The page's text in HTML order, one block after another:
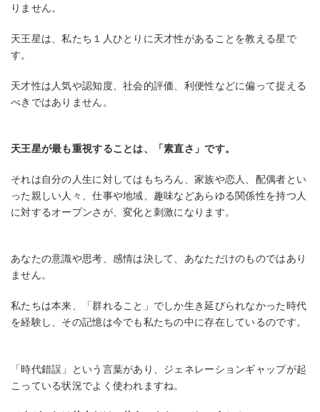
りません。
天王星は、私たち１人ひとりに天才性があることを教える星で
す。
天才性は人気や認知度、社会的評価、利便性などに偏って捉える
べきではありません。
天王星が最も重視することは、「素直さ」です。
それは自分の人生に対してはもちろん、家族や恋人、配偶者とい
った親しい人々、仕事や地域、趣味などあらゆる関係性を持つ人
に対するオープンさが、変化と刺激になります。
あなたの意識や思考、感情は決して、あなただけのものではあり
ません。
私たちは本来、「群れること」でしか生き延びられなかった時代
を経験し、その記憶は今でも私たちの中に存在しているのです。
「時代錯誤」という言葉があり、ジェネレーションギャップが起
こっている状況でよく使われますね。